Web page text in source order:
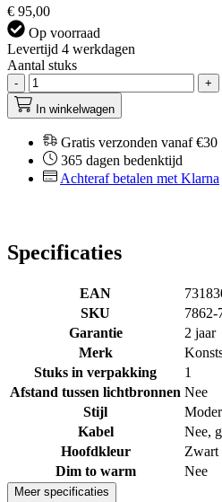
€ 95,00
Op voorraad
Levertijd 4 werkdagen
Aantal stuks
-
+
In winkelwagen
Gratis verzonden vanaf €30
365 dagen bedenktijd
Achteraf betalen met Klarna
Specificaties
EAN
SKU
7862-
Garantie
2 jaar
Merk
Stuks in verpakking
1
Afstand tussen lichtbronnen Nee
Stijl
Kabel
Nee,
Hoofdkleur
Zwart
Dim to warm
Nee
Meer specificaties